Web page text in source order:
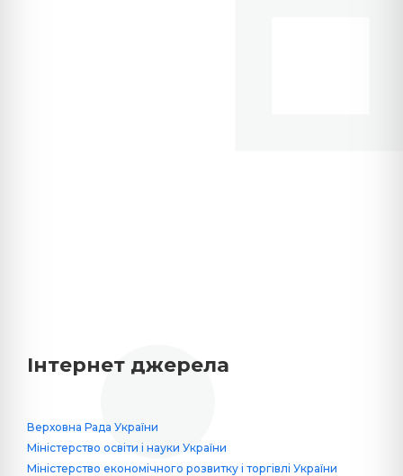
Інтернет джерела
Верховна Рада України
Міністерство освіти і науки України
Міністерство економічного розвитку і торгівлі України